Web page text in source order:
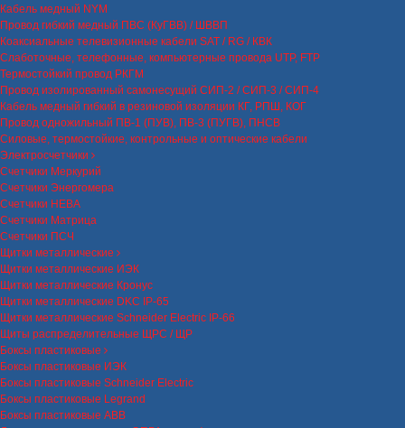
Кабель медный NYM
Провод гибкий медный ПВС (КуГВВ) / ШВВП
Коаксиальные телевизионные кабели SAT / RG / КВК
Слаботочные, телефонные, компьютерные провода UTP, FTP
Термостойкий провод РКГМ
Провод изолированный самонесущий СИП-2 / СИП-3 / СИП-4
Кабель медный гибкий в резиновой изоляции КГ, РПШ, КОГ
Провод одножильный ПВ-1 (ПУВ), ПВ-3 (ПУГВ), ПНСВ
Силовые, термостойкие, контрольные и оптические кабели
Электросчетчики
Счетчики Меркурий
Счетчики Энергомера
Счетчики НЕВА
Счетчики Матрица
Счетчики ПСЧ
Щитки металлические
Щитки металлические ИЭК
Щитки металлические Кронус
Щитки металлические DKC IP-65
Щитки металлические Schneider Electric IP-66
Щиты распределительные ЩРС / ЩР
Боксы пластиковые
Боксы пластиковые ИЭК
Боксы пластиковые Schneider Electric
Боксы пластиковые Legrand
Боксы пластиковые ABB